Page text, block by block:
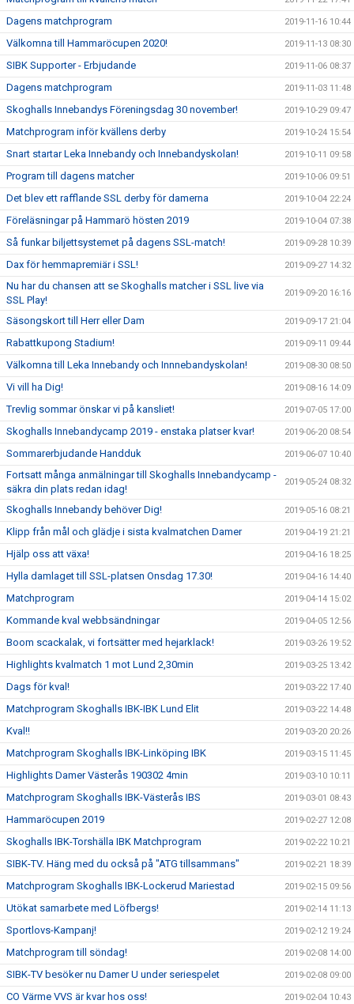
Dagens matchprogram 2019-11-16 10:44
Välkomna till Hammaröcupen 2020! 2019-11-13 08:30
SIBK Supporter - Erbjudande 2019-11-06 08:37
Dagens matchprogram 2019-11-03 11:48
Skoghalls Innebandys Föreningsdag 30 november! 2019-10-29 09:47
Matchprogram inför kvällens derby 2019-10-24 15:54
Snart startar Leka Innebandy och Innebandyskolan! 2019-10-11 09:58
Program till dagens matcher 2019-10-06 09:51
Det blev ett rafflande SSL derby för damerna 2019-10-04 22:24
Föreläsningar på Hammarö hösten 2019 2019-10-04 07:38
Så funkar biljettsystemet på dagens SSL-match! 2019-09-28 10:39
Dax för hemmapremiär i SSL! 2019-09-27 14:32
Nu har du chansen att se Skoghalls matcher i SSL live via
SSL Play!
2019-09-20 16:16
Säsongskort till Herr eller Dam 2019-09-17 21:04
Rabattkupong Stadium! 2019-09-11 09:44
Välkomna till Leka Innebandy och Innnebandyskolan! 2019-08-30 08:50
Vi vill ha Dig! 2019-08-16 14:09
Trevlig sommar önskar vi på kansliet! 2019-07-05 17:00
Skoghalls Innebandycamp 2019 - enstaka platser kvar! 2019-06-20 08:54
Sommarerbjudande Handduk 2019-06-07 10:40
Fortsatt många anmälningar till Skoghalls Innebandycamp -
säkra din plats redan idag!
2019-05-24 08:32
Skoghalls Innebandy behöver Dig! 2019-05-16 08:21
Klipp från mål och glädje i sista kvalmatchen Damer 2019-04-19 21:21
Hjälp oss att växa! 2019-04-16 18:25
Hylla damlaget till SSL-platsen Onsdag 17.30! 2019-04-16 14:40
Matchprogram 2019-04-14 15:02
Kommande kval webbsändningar 2019-04-05 12:56
Boom scackalak, vi fortsätter med hejarklack! 2019-03-26 19:52
Highlights kvalmatch 1 mot Lund 2,30min 2019-03-25 13:42
Dags för kval! 2019-03-22 17:40
Matchprogram Skoghalls IBK-IBK Lund Elit 2019-03-22 14:48
Kval!! 2019-03-20 20:26
Matchprogram Skoghalls IBK-Linköping IBK 2019-03-15 11:45
Highlights Damer Västerås 190302 4min 2019-03-10 10:11
Matchprogram Skoghalls IBK-Västerås IBS 2019-03-01 08:43
Hammaröcupen 2019 2019-02-27 12:08
Skoghalls IBK-Torshälla IBK Matchprogram 2019-02-22 10:21
SIBK-TV. Häng med du också på "ATG tillsammans" 2019-02-21 18:39
Matchprogram Skoghalls IBK-Lockerud Mariestad 2019-02-15 09:56
Utökat samarbete med Löfbergs! 2019-02-14 11:13
Sportlovs-Kampanj! 2019-02-12 19:24
Matchprogram till söndag! 2019-02-08 14:00
SIBK-TV besöker nu Damer U under seriespelet 2019-02-08 09:00
CO Värme VVS är kvar hos oss! 2019-02-04 10:43